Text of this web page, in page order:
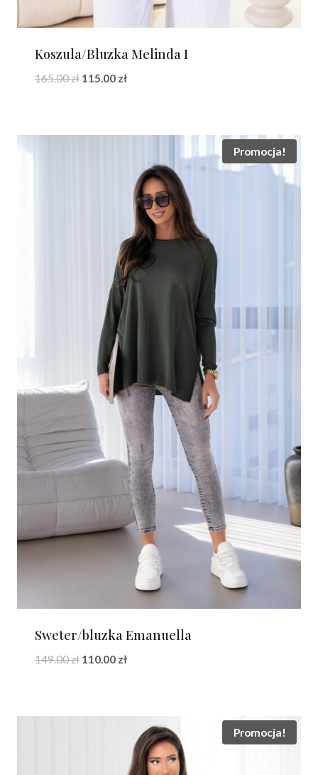
Koszula/Bluzka Melinda I
165.00zł Pierwotna
115.00 złAktualna
Promocja!
Sweter/bluzka Emanuella
149.00zł Pierwotna
110.00 złAktualna
Promocja!